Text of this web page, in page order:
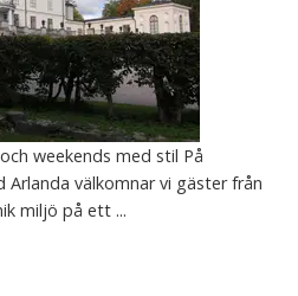
weekends med stil På
Arlanda välkomnar vi gäster från
miljö på ett ...